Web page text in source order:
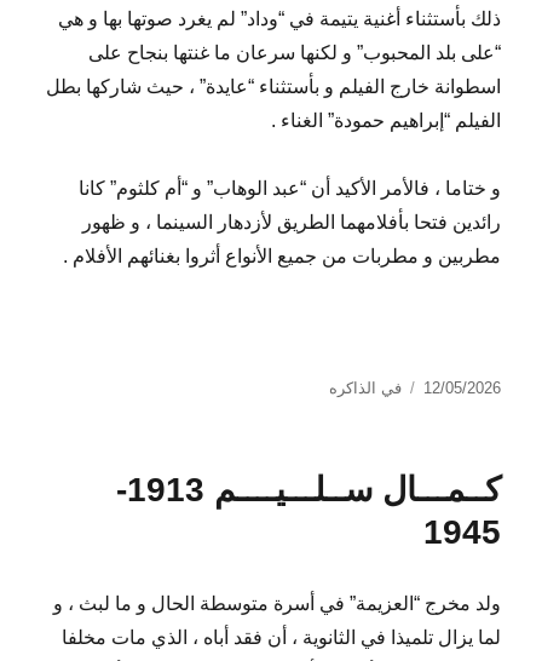
ذلك بأستثناء أغنية يتيمة في “وداد” لم يغرد صوتها بها و هي
“على بلد المحبوب” و لكنها سرعان ما غنتها بنجاح على
اسطوانة خارج الفيلم و بأستثناء “عايدة” ، حيث شاركها بطل
الفيلم “إبراهيم حمودة” الغناء .
و ختاما ، فالأمر الأكيد أن “عبد الوهاب” و “أم كلثوم” كانا
رائدين فتحا بأفلامهما الطريق لأزدهار السينما ، و ظهور
مطربين و مطربات من جميع الأنواع أثروا بغنائهم الأفلام .
نُشرت
12/05/2026 التصنيفات
في الذاكره
كــمـــال ســلـــيــــم 1913-
1945
ولد مخرج “العزيمة” في أسرة متوسطة الحال و ما لبث ، و
لما يزال تلميذا في الثانوية ، أن فقد أباه ، الذي مات مخلفا